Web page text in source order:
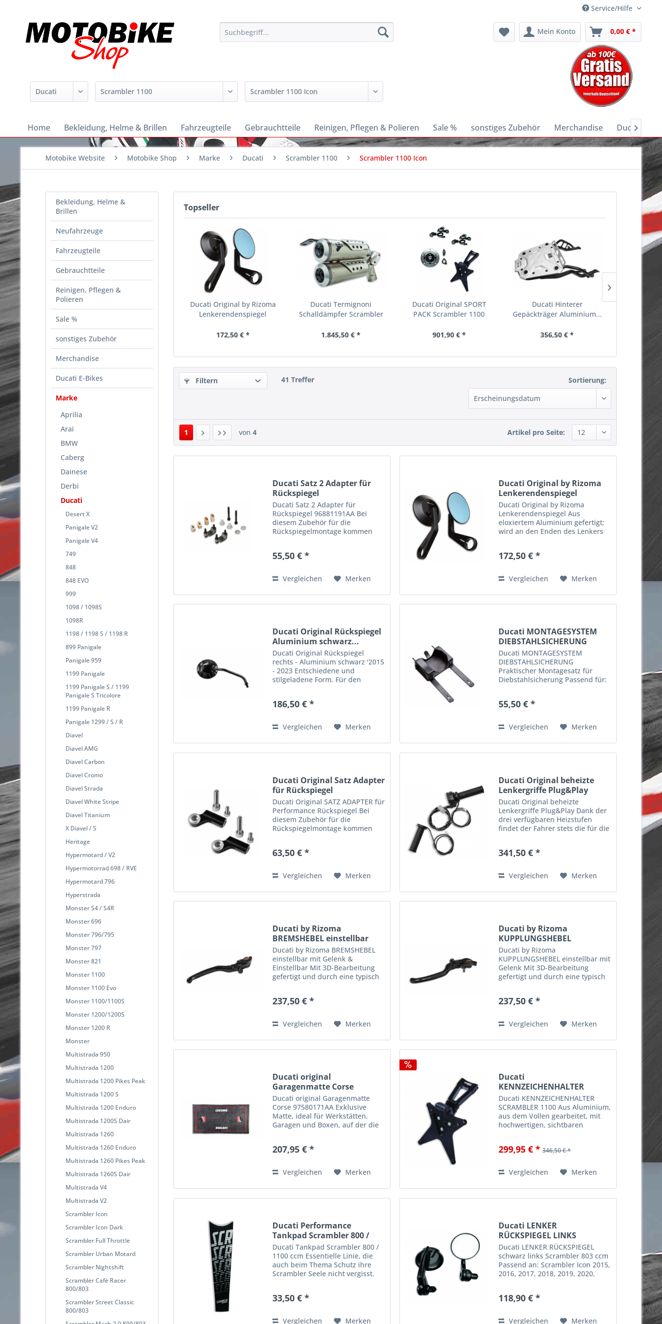
Service/Hilfe
Mein Konto 0,00 € *
Home Bekleidung, Helme & Brillen Fahrzeugteile Gebrauchtteile Reinigen, Pflegen & Polieren Sale % sonstiges Zubehör Merchandise Ducati E-

Motobike Website Motobike Shop Marke Ducati Scrambler 1100 Scrambler 1100 Icon
Bekleidung, Helme &
Brillen
Neufahrzeuge
Fahrzeugteile
Gebrauchtteile
Reinigen, Pflegen &
Polieren
Sale %
sonstiges Zubehör
Merchandise
Ducati E-Bikes
Marke
Aprilia
Arai
BMW
Caberg
Dainese
Derbi
Ducati
Desert X
Panigale V2
Panigale V4
749
848
848 EVO
999
1098 / 1098S
1098R
1198 / 1198 S / 1198 R
899 Panigale
Panigale 959
1199 Panigale
1199 Panigale S / 1199
Panigale S Tricolore
1199 Panigale R
Panigale 1299 / S / R
Diavel
Diavel AMG
Diavel Carbon
Diavel Cromo
Diavel Strada
Diavel White Stripe
Diavel Titanium
X Diavel / S
Heritage
Hypermotard / V2
Hypermotorrad 698 / RVE
Hypermotard 796
Hyperstrada
Monster S4 / S4R
Monster 696
Monster 796/795
Monster 797
Monster 821
Monster 1100
Monster 1100 Evo
Monster 1100/1100S
Monster 1200/1200S
Monster 1200 R
Monster
Multistrada 950
Multistrada 1200
Multistrada 1200 Pikes Peak
Multistrada 1200 S
Multistrada 1200 Enduro
Multistrada 1200S Dair
Multistrada 1260
Multistrada 1260 Enduro
Multistrada 1260 Pikes Peak
Multistrada 1260S Dair
Multistrada V4
Multistrada V2
Scrambler Icon
Scrambler Icon Dark
Scrambler Full Throttle
Scrambler Urban Motard
Scrambler Nightshift
Scrambler Café Racer
800/803
Scrambler Street Classic
800/803
Topseller
Ducati Original by Rizoma
Lenkerendenspiegel
172,50 € *
Ducati Termignoni
Schalldämpfer Scrambler
1.845,50 € *
Ducati Original SPORT
PACK Scrambler 1100
901,90 € *
Ducati Hinterer
Gepäckträger Aluminium...
356,50 € *
Filtern 41 Treffer Sortierung:
1 von 4 Artikel pro Seite:
Ducati Satz 2 Adapter für
Rückspiegel
Ducati Satz 2 Adapter für
Rückspiegel 96881191AA Bei
diesem Zubehör für die
Rückspiegelmontage kommen
Rizoma auf einen Nenner. Aus
Eloxierung, behält es...
55,50 € *
Vergleichen Merken
Ducati Original by Rizoma
Lenkerendenspiegel
Ducati Original by Rizoma
Lenkerendenspiegel Aus
eloxiertem Aluminium gefertigt;
wird an den Enden des Lenkers
daher müssen für die Installation
172,50 € *
Vergleichen Merken
Ducati Original Rückspiegel
Aluminium schwarz...
Ducati Original Rückspiegel
rechts - Aluminium schwarz '2015
- 2023 Entschiedene und
stilgeladene Form. Für den
CLASSIC, STREET CLASSIC, URBAN
186,50 € *
Vergleichen Merken
Ducati MONTAGESYSTEM
DIEBSTAHLSICHERUNG
Ducati MONTAGESYSTEM
DIEBSTAHLSICHERUNG
Praktischer Montagesatz für
Diebstahlsicherung Passend für:
2017, 2018, 2019, 2020, 2021,
2022, 2023...
55,50 € *
Vergleichen Merken
Ducati Original Satz Adapter
für Rückspiegel
Ducati Original SATZ ADAPTER für
Performance Rückspiegel Bei
diesem Zubehör für die
Rückspiegelmontage kommen
Rizoma auf einen Nenner. Aus
Eloxierung,...
63,50 € *
Vergleichen Merken
Ducati Original beheizte
Lenkergriffe Plug&Play
Ducati Original beheizte
Lenkergriffe Plug&Play Dank der
drei verfügbaren Heizstufen
findet der Fahrer stets die für die
Vergangenheit - damit Sie auch
341,50 € *
Vergleichen Merken
Ducati by Rizoma
BREMSHEBEL einstellbar
schwarz
Ducati by Rizoma BREMSHEBEL
einstellbar mit Gelenk &
Einstellbar Mit 3D-Bearbeitung
gefertigt und durch eine typisch
geringere Bruchgefahr. Die
237,50 € *
Vergleichen Merken
Ducati by Rizoma
KUPPLUNGSHEBEL
einstellbar mit...
Ducati by Rizoma
KUPPLUNGSHEBEL einstellbar mit
Gelenk Mit 3D-Bearbeitung
gefertigt und durch eine typisch
geringere Bruchgefahr. Die
Aerodynamik...
237,50 € *
Vergleichen Merken
Ducati original
Garagenmatte Corse
97580171AA
Ducati original Garagenmatte
Corse 97580171AA Exklusive
Matte, ideal für Werkstätten,
Garagen und Boxen, auf der die
kompakte, strapazierfähige
Filz...
207,95 € *
Vergleichen Merken
Ducati
KENNZEICHENHALTER
SCRAMBLER 1100
Ducati KENNZEICHENHALTER
SCRAMBLER 1100 Aus Aluminium,
aus dem Vollen gearbeitet, mit
hochwertigen, sichtbaren
Leichtigkeit und Dynamik sowie
aggressiven Stil. Ist...
299,95 € * 346,50 € *
Vergleichen Merken
Ducati Performance
Tankpad Scrambler 800 /
1100
Ducati Tankpad Scrambler 800 /
1100 ccm Essentielle Linie, die
auch beim Thema Schutz ihre
Scrambler Seele nicht vergisst.
aufgeklebt und kann vor kratzer
33,50 € *
Vergleichen Merken
Ducati LENKER
RÜCKSPIEGEL LINKS
SCRAMBLER 803
Ducati LENKER RÜCKSPIEGEL
schwarz links Scrambler 803 ccm
Passend an: Scrambler Icon 2015,
2016, 2017, 2018, 2019, 2020,
2016, 2017, 2018, 2019, 2020
118,90 € *
Vergleichen Merken